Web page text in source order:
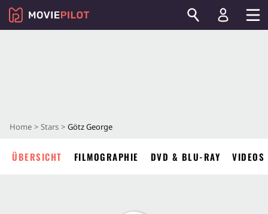
Home Stars Götz George
ÜBERSICHT FILMOGRAPHIE DVD & BLU-RAY VIDEOS